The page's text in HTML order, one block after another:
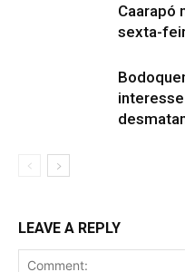
Caarapó
sexta-
LEAVE A REPLY